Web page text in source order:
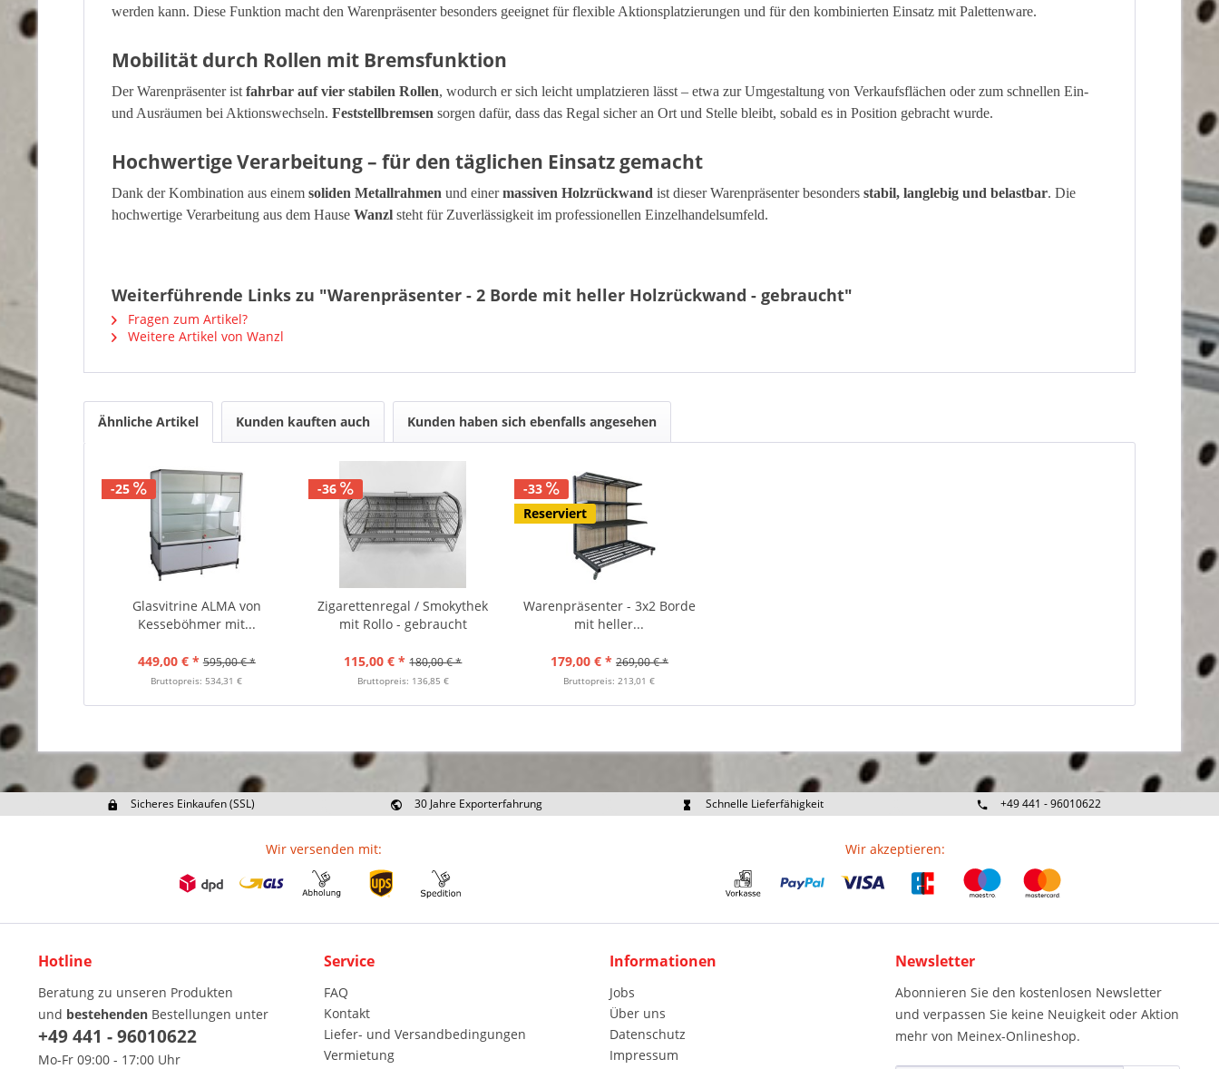
werden kann. Diese Funktion macht den Warenpräsenter besonders geeignet für flexible Aktionsplatzierungen und für den kombinierten Einsatz mit Palettenware.
Mobilität durch Rollen mit Bremsfunktion
Der Warenpräsenter ist fahrbar auf vier stabilen Rollen, wodurch er sich leicht umplatzieren lässt – etwa zur Umgestaltung von Verkaufsflächen oder zum schnellen Ein-
und Ausräumen bei Aktionswechseln. Feststellbremsen sorgen dafür, dass das Regal sicher an Ort und Stelle bleibt, sobald es in Position gebracht wurde.
Hochwertige Verarbeitung – für den täglichen Einsatz gemacht
Dank der Kombination aus einem soliden Metallrahmen und einermassiven Holzrückwand ist dieser Warenpräsenter besonders stabil, langlebig und belastbar. Die
hochwertige Verarbeitung aus dem Hause Wanzl steht für Zuverlässigkeit im professionellen Einzelhandelsumfeld.
Weiterführende Links zu "Warenpräsenter - 2 Borde mit heller Holzrückwand - gebraucht"
Fragen zum Artikel?
Weitere Artikel von Wanzl
Ähnliche Artikel Kunden kauften auch Kunden haben sich ebenfalls angesehen
-25
Glasvitrine ALMA von
Kesseböhmer mit...
449,00 € * 595,00 € *
Bruttopreis: 534,31 €
-36
Zigarettenregal / Smokythek
mit Rollo - gebraucht
115,00 € * 180,00 € *
Bruttopreis: 136,85 €
-33
Reserviert
Warenpräsenter - 3x2 Borde
mit heller...
179,00 € * 269,00 € *
Bruttopreis: 213,01 €
Sicheres Einkaufen (SSL)
30 Jahre Exporterfahrung
Schnelle Lieferfähigkeit
+49 441 - 96010622
Wir versenden mit: Wir akzeptieren:
Hotline
Beratung zu unseren Produkten
und bestehenden Bestellungen unter
+49 441 - 96010622
Mo-Fr 09:00 - 17:00 Uhr
Service
FAQ
Kontakt
Liefer- und Versandbedingungen
Vermietung
Informationen
Jobs
Über uns
Datenschutz
Impressum
Newsletter
Abonnieren Sie den kostenlosen Newsletter
und verpassen Sie keine Neuigkeit oder Aktion
mehr von Meinex-Onlineshop.